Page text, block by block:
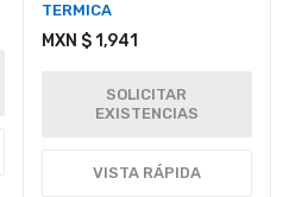
TERMICA
MXN $ 1,941
SOLICITAR
EXISTENCIAS
VISTA RÁPIDA